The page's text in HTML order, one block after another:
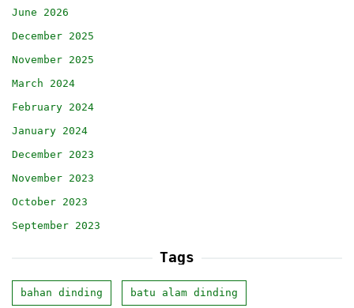
June 2026
December 2025
November 2025
March 2024
February 2024
January 2024
December 2023
November 2023
October 2023
September 2023
Tags
bahan dinding batu alam dinding